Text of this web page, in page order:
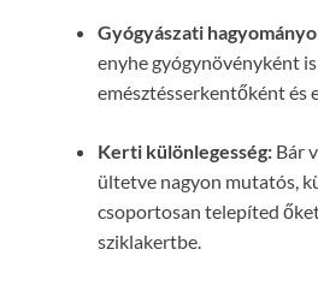
Gyógyászati
enyhe gyógynövényként
emésztésserkentőként és
Kerti különlegesség: Bár
ültetve nagyon mutatós,
csoportosan telepíted
sziklakertbe.